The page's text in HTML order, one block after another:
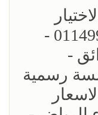
الاول - الرياض - 0114996351 -
-
رسمية